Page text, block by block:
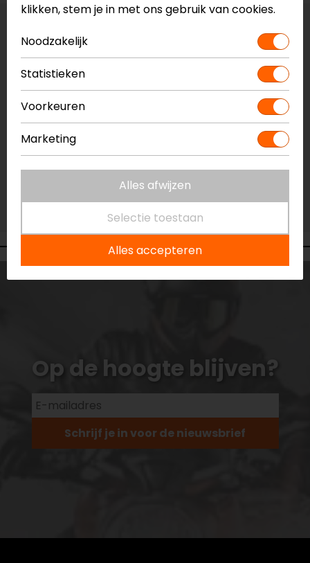
Vestiging Apeldoorn
Niet op voorraad
Vestiging Breda
Niet op voorraad
Vestiging Capelle a/d IJssel
Niet op voorraad
Vestiging Eindhoven
Niet op voorraad
Op de hoogte blijven?
Schrijf je in voor de nieuwsbrief
klikken, stem je in met ons gebruik van cookies.
Noodzakelijk
Statistieken
Voorkeuren
Marketing
Alles afwijzen
Selectie toestaan
Alles accepteren